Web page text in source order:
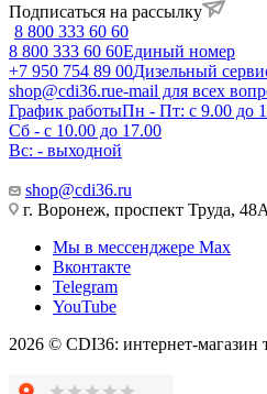
Подписаться на рассылку
8 800 333 60 60
8 800 333 60 60Единый номер
+7 950 754 89 00Дизельный
shop@cdi36.rue-mail для всех
График работыПн - Пт: с 9.00 до
Сб - с 10.00 до 17.00
Вс: - выходной
shop@cdi36.ru
г. Воронеж, проспект Труда,
Мы в мессенджере Max
Вконтакте
Telegram
YouTube
2026 © CDI36: интернет-магазин